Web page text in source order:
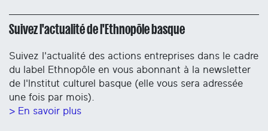
Suivez l'actualité de l'Ethnopôle basque
Suivez l'actualité des actions entreprises dans le cadre
du label Ethnopôle en vous abonnant à la newsletter
de l'Institut culturel basque (elle vous sera adressée
une fois par mois).
> En savoir plus